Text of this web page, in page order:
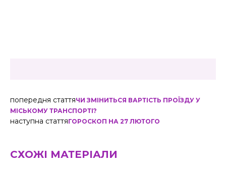
попередня статтяЧИ ЗМІНИТЬСЯ ВАРТІСТЬ ПРОЇЗДУ У
МІСЬКОМУ ТРАНСПОРТІ?
наступна статтяГОРОСКОП НА 27 ЛЮТОГО
СХОЖІ МАТЕРІАЛИ